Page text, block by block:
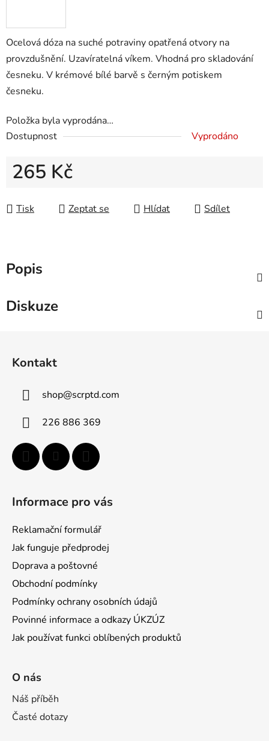
Ocelová dóza na suché potraviny opatřená otvory na
provzdušnění. Uzavíratelná víkem. Vhodná pro skladování
česneku. V krémové bílé barvě s černým potiskem
česneku.
Položka byla vyprodána…
Dostupnost
Vyprodáno
265 Kč
Tisk
Zeptat se Hlídat Sdílet
Popis
Diskuze
Kontakt
shop@scrptd.com
226 886 369
Informace pro vás
Reklamační formulář
Jak funguje předprodej
Doprava a poštovné
Obchodní podmínky
Podmínky ochrany osobních údajů
Povinné informace a odkazy ÚKZÚZ
Jak používat funkci oblíbených produktů
O nás
Náš příběh
Časté dotazy